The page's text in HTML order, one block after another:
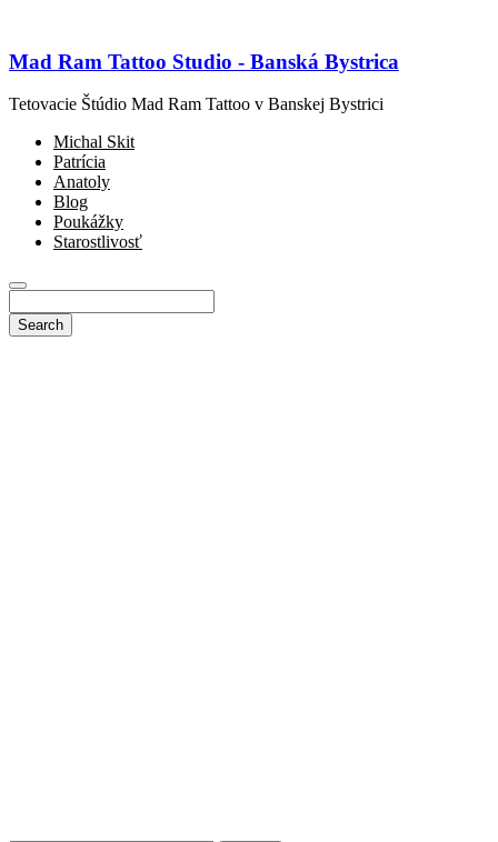
Mad Ram Tattoo Studio - Banská Bystrica
Tetovacie Štúdio Mad Ram Tattoo v Banskej Bystrici
Michal Skit
Patrícia
Anatoly
Blog
Poukážky
Starostlivosť